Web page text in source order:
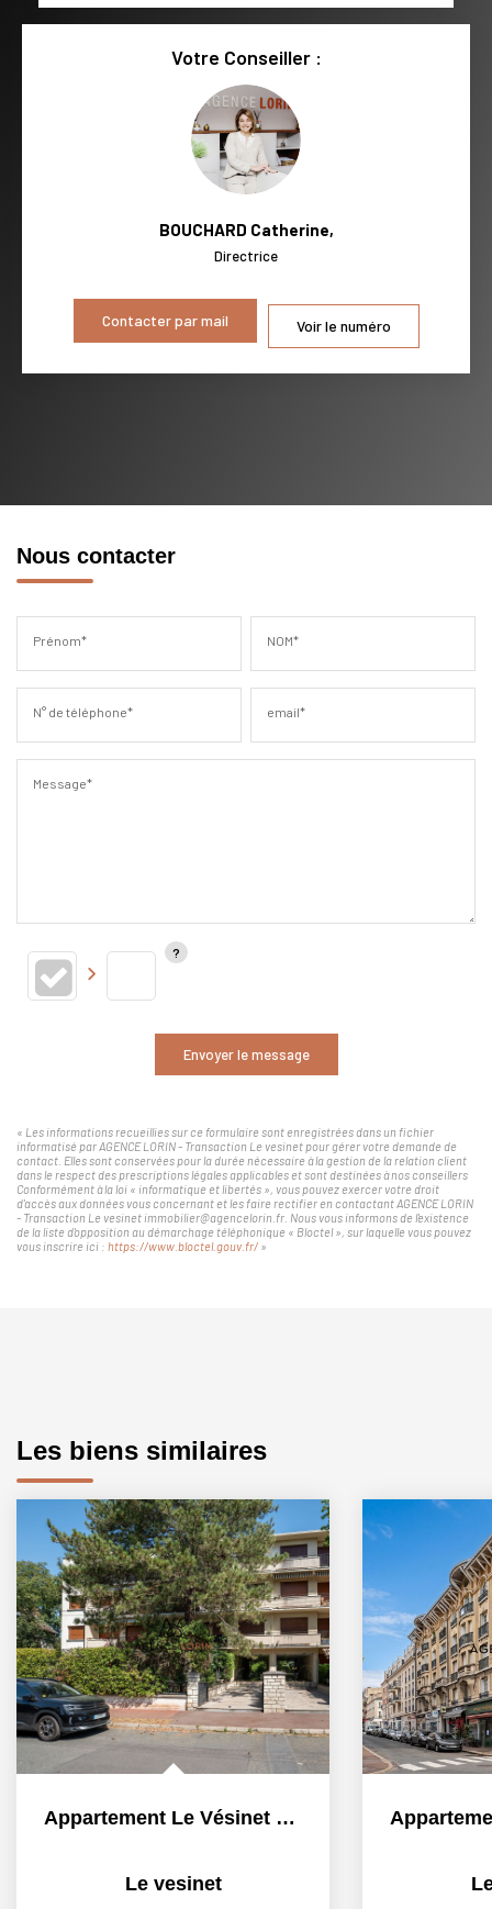
RESTAURANTS ET CAFÉS COMMERCES
Votre Conseiller :
BOUCHARD Catherine,
Directrice
Contacter par mail Voir le numéro
Nous contacter
Prénom* NOM*
N° de téléphone* email*
Message*
Envoyer le message
« Les informations recueillies sur ce formulaire sont enregistrées dans un fichier
informatisé par AGENCE LORIN - Transaction Le vesinet pour gérer votre demande de
contact. Elles sont conservées pour la durée nécessaire à la gestion de la relation client
dans le respect des prescriptions légales applicables et sont destinées à nos conseillers
Conformément à la loi « informatique et libertés », vous pouvez exercer votre droit
d'accès aux données vous concernant et les faire rectifier en contactant AGENCE LORIN
- Transaction Le vesinet immobilier@agencelorin.fr. Nous vous informons de l'existence
de la liste d'opposition au démarchage téléphonique « Bloctel », sur laquelle vous pouvez
vous inscrire ici : https://www.bloctel.gouv.fr/ »
Les biens similaires
Appartement Le Vésinet 5 pièces 116 m²
Le vesinet